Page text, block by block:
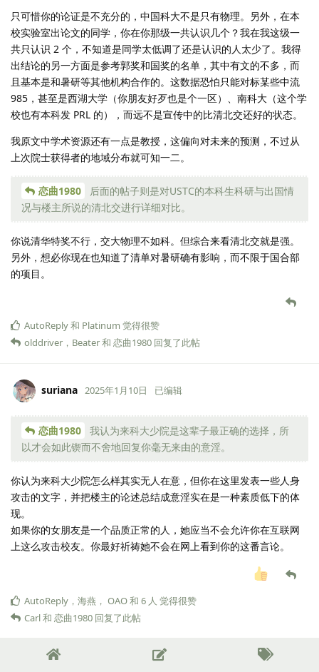
只可惜你的论证是不充分的，中国科大不是只有物理。另外，在本
校实验室出论文的同学，你在你那级一共认识几个？我在我这级一
共只认识 2 个，不知道是同学太低调了还是认识的人太少了。我得
出结论的另一方面是参考郭奖和国奖的名单，其中有文的不多，而
且基本是和暑研等其他机构合作的。这数据恐怕只能对标某些中流
985，甚至是西湖大学（你朋友好歹也是个一区）、南科大（这个学
校也有本科发 PRL 的），而远不是宣传中的比清北交还好的状态。
我原文中学术资源还有一点是教授，这偏向对未来的预测，不过从
上次院士获得者的地域分布就可知一二。
恋曲1980
后面的帖子则是对USTC的本科生科研与出国情
况与楼主所说的清北交进行详细对比。
你说清华特奖不行，交大物理不如科。但综合来看清北交就是强。
另外，想必你现在也知道了清单对暑研确有影响，而不限于国合部
的项目。
AutoReply和 Platinum 觉得很赞
olddriver ， Beater和 恋曲1980 回复了此帖
suriana 2025年1月10日 已编辑
恋曲1980
我认为来科大少院是这辈子最正确的选择，所
以才会如此锲而不舍地回复你毫无来由的意淫。
你认为来科大少院怎么样其实无人在意，但你在这里发表一些人身
攻击的文字，并把楼主的论述总结成意淫实在是一种素质低下的体
现。
如果你的女朋友是一个品质正常的人，她应当不会允许你在互联网
上这么攻击校友。你最好祈祷她不会在网上看到你的这番言论。
AutoReply ， 海燕 ， OAO和 6 人 觉得很赞
Carl和 恋曲1980 回复了此帖